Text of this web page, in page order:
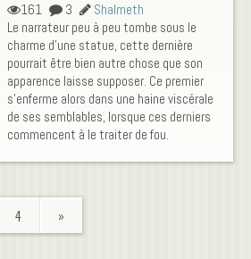
161 3
Shalmeth
Le narrateur peu à peu tombe sous le
charme d'une statue, cette dernière
pourrait être bien autre chose que son
apparence laisse supposer. Ce premier
s'enferme alors dans une haine viscérale
de ses semblables, lorsque ces derniers
commencent à le traiter de fou.
4 »